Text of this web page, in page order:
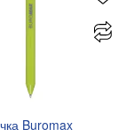
Buromax